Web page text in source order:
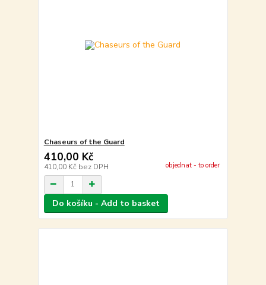
Chaseurs of the Guard
410,00 Kč
410,00 Kč bez DPH objednat - to order
Do košíku - Add to basket